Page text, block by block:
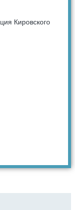
Кировского